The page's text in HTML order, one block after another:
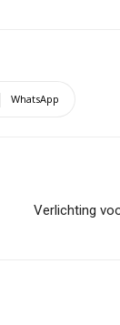
WhatsApp
Verlichting